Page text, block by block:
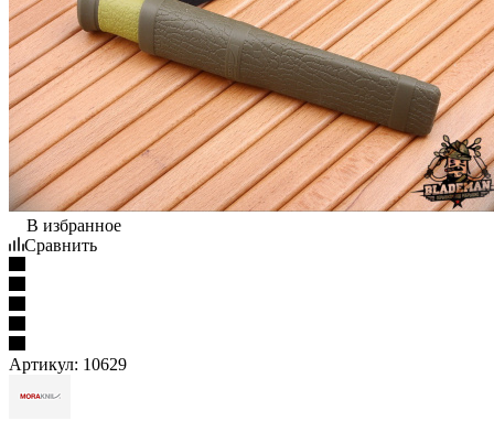
В избранное
Сравнить
Артикул: 10629